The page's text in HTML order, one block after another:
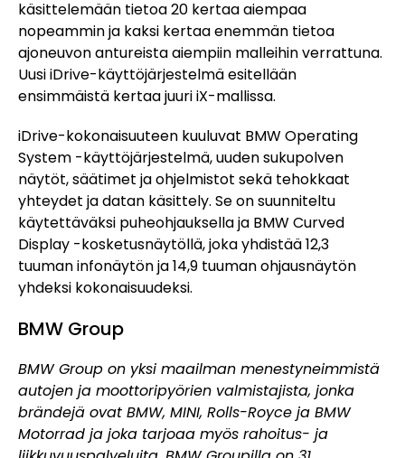
käsittelemään tietoa 20 kertaa aiempaa
nopeammin ja kaksi kertaa enemmän tietoa
ajoneuvon antureista aiempiin malleihin verrattuna.
Uusi iDrive-käyttöjärjestelmä esitellään
ensimmäistä kertaa juuri iX-mallissa.
iDrive-kokonaisuuteen kuuluvat BMW Operating
System -käyttöjärjestelmä, uuden sukupolven
näytöt, säätimet ja ohjelmistot sekä tehokkaat
yhteydet ja datan käsittely. Se on suunniteltu
käytettäväksi puheohjauksella ja BMW Curved
Display -kosketusnäytöllä, joka yhdistää 12,3
tuuman infonäytön ja 14,9 tuuman ohjausnäytön
yhdeksi kokonaisuudeksi.
BMW Group
BMW Group on yksi maailman menestyneimmistä
autojen ja moottoripyörien valmistajista, jonka
brändejä ovat BMW, MINI, Rolls-Royce ja BMW
Motorrad ja joka tarjoaa myös rahoitus- ja